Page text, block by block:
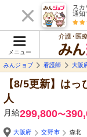
スカ
通知
メニュー
介護･医
みんジョブ
看護師 大阪
【8/5更新】は
人
月給299,800〜
大阪府
交野市 森北